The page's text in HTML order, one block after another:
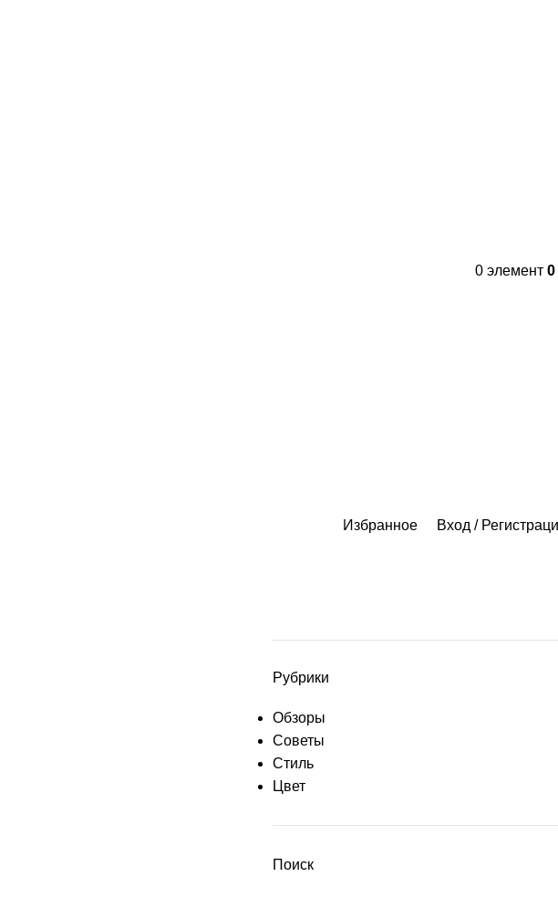
0 элемент 0
Избранное Вход /
Рубрики
Обзоры
Советы
Стиль
Цвет
Поиск